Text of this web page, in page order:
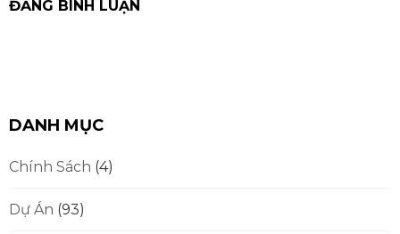
DANH MỤC
Chính Sách (4)
Dự Án (93)